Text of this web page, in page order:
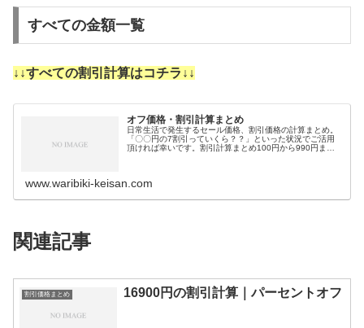
すべての金額一覧
↓↓すべての割引計算はコチラ↓↓
オフ価格・割引計算まとめ
日常生活で発生するセール価格、割引価格の計算まとめ。
「〇〇円の7割引っていくら？？」といった状況でご活用
頂ければ幸いです。割引計算まとめ100円から990円まで
www.waribiki-keisan.com
関連記事
割引価格まとめ 16900円の割引計算｜パーセントオフ